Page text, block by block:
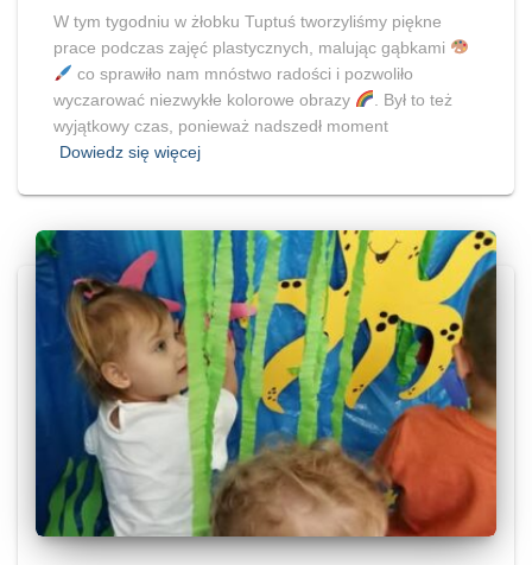
W tym tygodniu w żłobku Tuptuś tworzyliśmy piękne
prace podczas zajęć plastycznych, malując gąbkami
co sprawiło nam mnóstwo radości i pozwoliło
wyczarować niezwykłe kolorowe obrazy
. Był to też
wyjątkowy czas, ponieważ nadszedł moment
Dowiedz się więcej